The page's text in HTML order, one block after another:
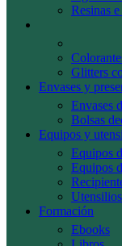
Resinas
Glitters
Envases y
Envases
Bolsas
Equipos y
Equipos
Equipos
Formación
Ebooks